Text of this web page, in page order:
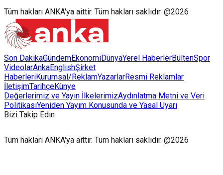
Tüm hakları ANKA'ya aittir. Tüm hakları saklıdır. @2026
Son DakikaGündemEkonomiDünyaYerel HaberlerBültenSpor
VideolarAnkaEnglishŞirket
HaberleriKurumsal/ReklamYazarlarResmi Reklamlar
İletişimTarihçeKünye
Değerlerimiz ve Yayın İlkelerimizAydınlatma Metni ve Veri
PolitikasıYeniden Yayım Konusunda ve Yasal Uyarı
Bizi Takip Edin
Tüm hakları ANKA'ya aittir. Tüm hakları saklıdır. @2026